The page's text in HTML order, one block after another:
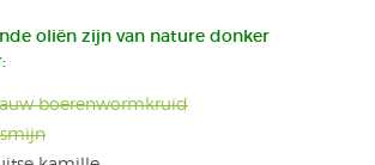
oliën zijn van nature donker
boerenwormkruid